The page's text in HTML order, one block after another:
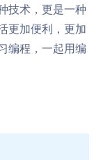
技术，更是一种
更加便利，更加
编程，一起用编